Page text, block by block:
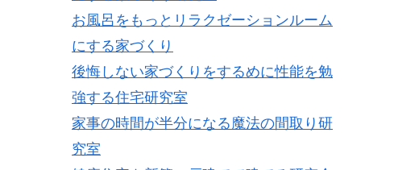
お風呂をもっとリラクゼーションルーム
にする家づくり
後悔しない家づくりをするめに性能を勉
強する住宅研究室
家事の時間が半分になる魔法の間取り研
究室